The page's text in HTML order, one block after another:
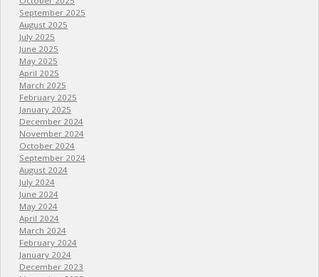
September 2025
August 2025
July 2025
June 2025
May 2025
April 2025
March 2025
February 2025
January 2025
December 2024
November 2024
October 2024
September 2024
August 2024
July 2024
June 2024
May 2024
April 2024
March 2024
February 2024
January 2024
December 2023